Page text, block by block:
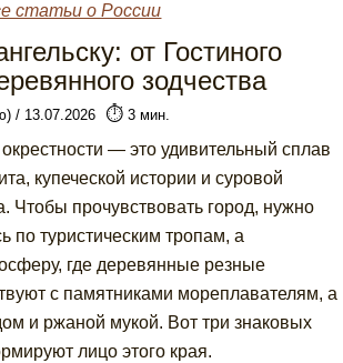
статьи о России
от Гостиного
зодчества
/ 13.07.2026 ⏱️ 3 мин.
окрестности — это удивительный сплав
купеческой истории и суровой
Чтобы прочувствовать город, нужно
по туристическим тропам, а
где деревянные резные
с памятниками мореплавателям, а
и ржаной мукой. Вот три знаковых
лицо этого края.